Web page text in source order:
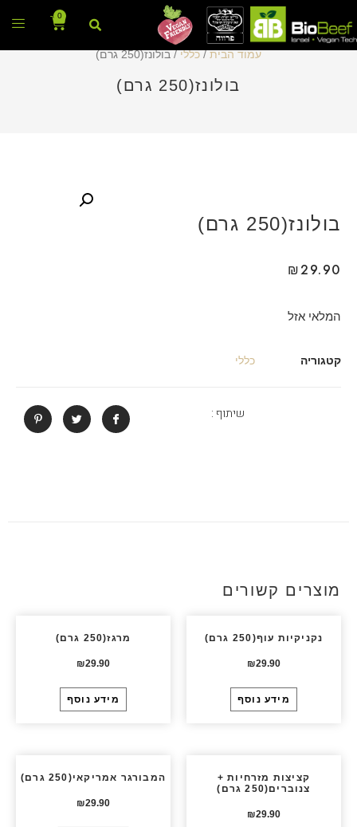
0
עמוד הבית/כללי/ בולונז(250 גרם)
בולונז(250 גרם)
בולונז(250 גרם)
₪29.90
המלאי אזל
קטגוריה כללי
שיתוף :
מוצרים קשורים
נקניקיות עוף(250 גרם)
₪29.90
מידע נוסף
מרגז(250 גרם)
₪29.90
מידע נוסף
קציצות מזרחיות +
צנוברים(250 גרם)
₪29.90
המבורגר אמריקאי(250 גרם)
₪29.90